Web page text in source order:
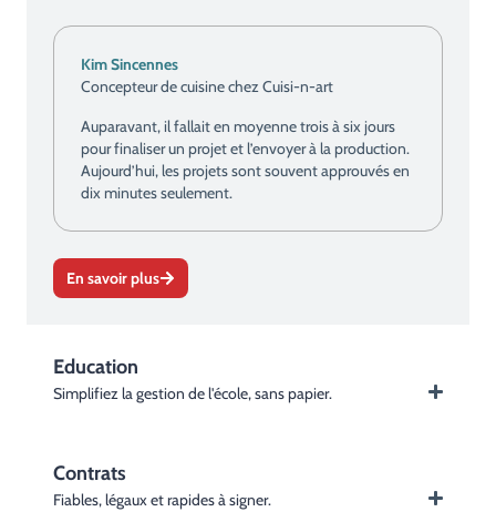
Kim Sincennes
Concepteur de cuisine chez Cuisi-n-art
Auparavant, il fallait en moyenne trois à six jours
pour finaliser un projet et l’envoyer à la production.
Aujourd’hui, les projets sont souvent approuvés en
dix minutes seulement.
En savoir plus
Education
Simplifiez la gestion de l'école, sans papier.
Contrats
Fiables, légaux et rapides à signer.